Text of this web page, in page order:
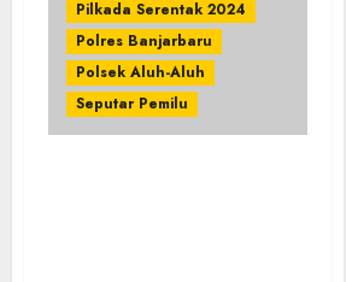
Pilkada Serentak 2024
Polres Banjarbaru
Polsek Aluh-Aluh
Seputar Pemilu